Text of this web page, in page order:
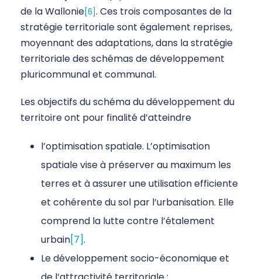
de la Wallonie[6]. Ces trois composantes de la
stratégie territoriale sont également reprises,
moyennant des adaptations, dans la stratégie
territoriale des schémas de développement
pluricommunal et communal.
Les objectifs du schéma du développement du
territoire ont pour finalité d’atteindre
l’optimisation spatiale. L’optimisation
spatiale vise à préserver au maximum les
terres et à assurer une utilisation efficiente
et cohérente du sol par l’urbanisation. Elle
comprend la lutte contre l’étalement
urbain[7].
Le développement socio-économique et